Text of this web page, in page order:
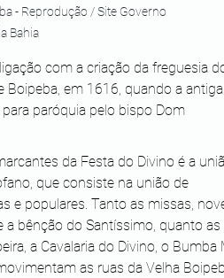
- Reprodução / Site Governo
Bahia
com a criação da freguesia
Boipeba, em 1616, quando a
paróquia pelo bispo Dom
da Festa do Divino é a
que consiste na união de
e populares. Tanto as missas,
a bênção do Santíssimo, quanto as
a Cavalaria do Divino, o
as ruas da Velha